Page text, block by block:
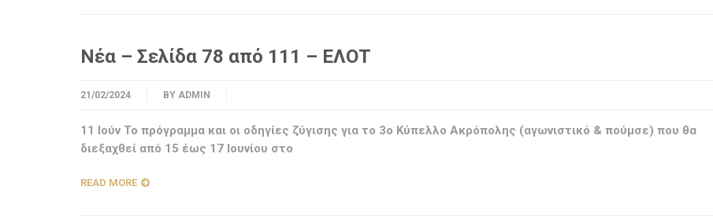
Νέα – Σελίδα 78 από 111 – ΕΛΟΤ
21/02/2024 BY ADMIN
11 Ιούν To πρόγραμμα και οι οδηγίες ζύγισης για το 3ο Κύπελλο Ακρόπολης (αγωνιστικό & πούμσε) που θα
διεξαχθεί από 15 έως 17 Ιουνίου στο
READ MORE